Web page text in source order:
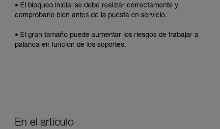
• El bloqueo inicial se debe realizar correctamente y
comprobarlo bien antes de la puesta en servicio.
• El gran tamaño puede aumentar los riesgos de trabajar a
palanca en función de los soportes.
En el artículo